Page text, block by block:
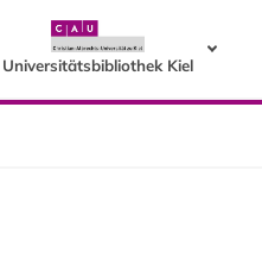
Universitätsbibliothek Kiel